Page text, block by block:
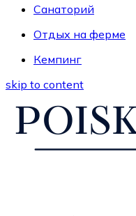
Санаторий
Отдых на ферме
Кемпинг
skip to content